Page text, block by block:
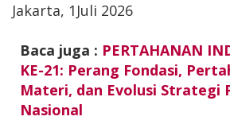
Jakarta, 1Juli 2026
Baca juga : PERTAHANAN
KE-21: Perang Fondasi,
Materi, dan Evolusi Strategi
Nasional